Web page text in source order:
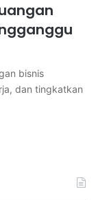
bisnis
dan tingkatkan